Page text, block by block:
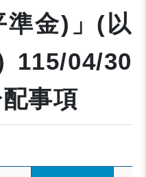
準金)」(以
04/30
事項